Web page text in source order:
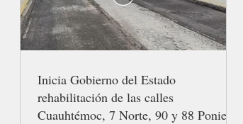
Inicia Gobierno del Estado
rehabilitación de las calles
Cuauhtémoc, 7 Norte, 90 y 88 Poniente